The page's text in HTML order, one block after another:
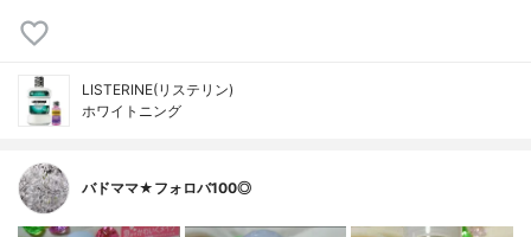
LISTERINE(リステリン)
ホワイトニング
バドママ★フォロバ100◎